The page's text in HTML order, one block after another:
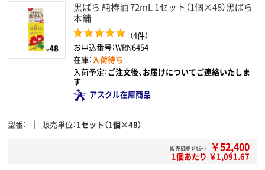
黒ばら 純椿油 72mL 1セット（1個×48）黒ばら
本舗
（4件）
お申込番号：WRN6454
在庫：入荷待ち
入荷予定：ご注文後、お届けについてご連絡いたしま
す
アスクル在庫商品
型番 販売単位 1セット（1個×48）
販売価格（税込） ￥52,400
1個あたり ￥1,091.67